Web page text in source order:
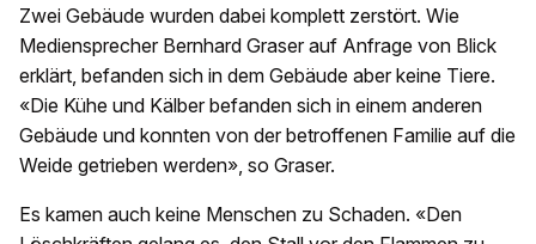
Zwei Gebäude wurden dabei komplett zerstört. Wie
Mediensprecher Bernhard Graser auf Anfrage von Blick
erklärt, befanden sich in dem Gebäude aber keine Tiere.
«Die Kühe und Kälber befanden sich in einem anderen
Gebäude und konnten von der betroffenen Familie auf die
Weide getrieben werden», so Graser.
Es kamen auch keine Menschen zu Schaden. «Den